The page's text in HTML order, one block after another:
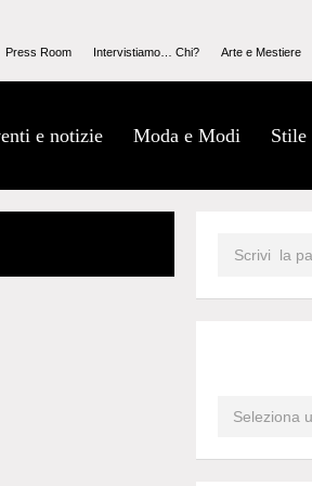
Press Room Intervistiamo… Chi? Arte e Mestiere
e notizie Moda e Modi Stile